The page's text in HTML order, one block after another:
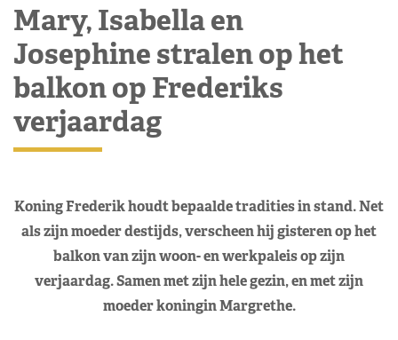
Mary, Isabella en
Josephine stralen op het
balkon op Frederiks
verjaardag
Koning Frederik houdt bepaalde tradities in stand. Net
als zijn moeder destijds, verscheen hij gisteren op het
balkon van zijn woon- en werkpaleis op zijn
verjaardag. Samen met zijn hele gezin, en met zijn
moeder koningin Margrethe.